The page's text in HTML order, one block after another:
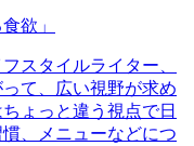
欲」
スタイルライター、
て、広い視野が求め
ょっと違う視点で日
、メニューなどにつ